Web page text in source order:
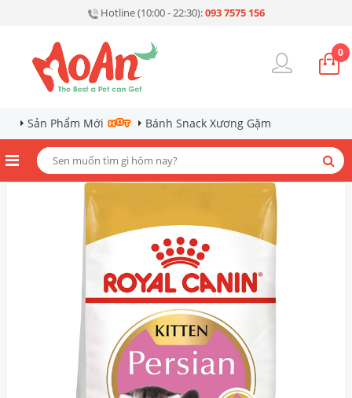
Hotline (10:00 - 22:30):093 7575 156
0
Sản Phẩm Mới Bánh Snack Xương Gặm